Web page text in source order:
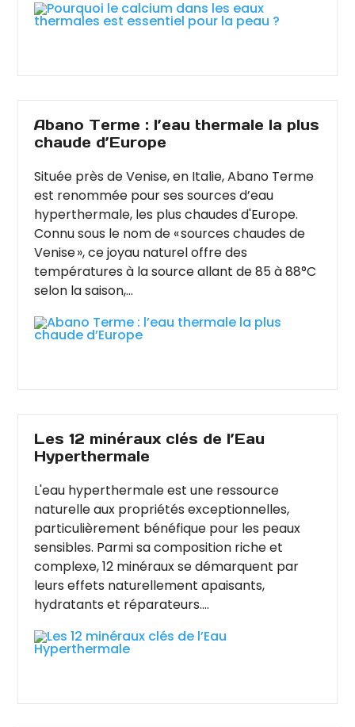
Abano Terme : l’eau thermale la plus
chaude d’Europe
Située près de Venise, en Italie, Abano Terme
est renommée pour ses sources d’eau
hyperthermale, les plus chaudes d'Europe.
Connu sous le nom de « sources chaudes de
Venise », ce joyau naturel offre des
températures à la source allant de 85 à 88°C
selon la saison,...
Les 12 minéraux clés de l’Eau
Hyperthermale
L'eau hyperthermale est une ressource
naturelle aux propriétés exceptionnelles,
particulièrement bénéfique pour les peaux
sensibles. Parmi sa composition riche et
complexe, 12 minéraux se démarquent par
leurs effets naturellement apaisants,
hydratants et réparateurs....